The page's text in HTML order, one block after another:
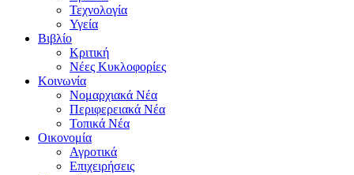
Τεχνολογία
Υγεία
Βιβλίο
Κριτική
Νέες Κυκλοφορίες
Κοινωνία
Νομαρχιακά Νέα
Περιφερειακά Νέα
Τοπικά Νέα
Οικονομία
Αγροτικά
Επιχειρήσεις